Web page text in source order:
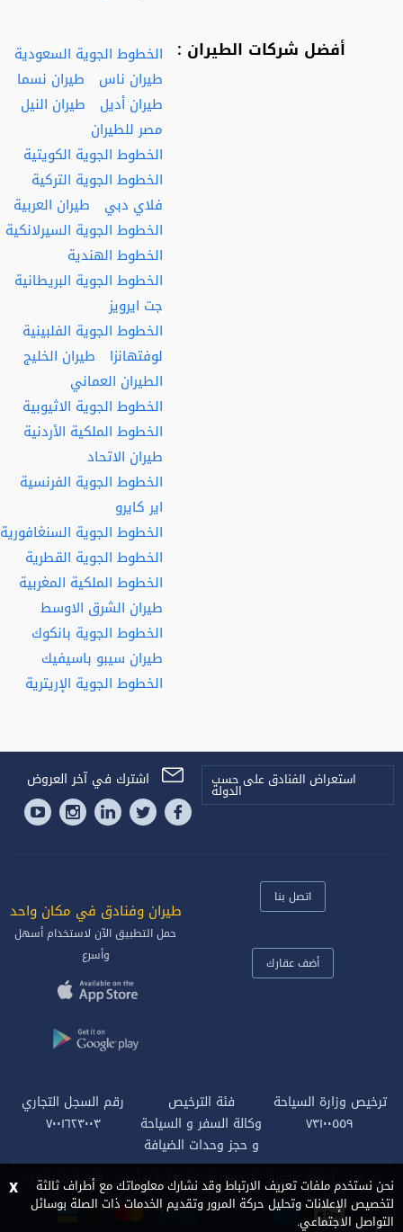
أفضل شركات الطيران :
الخطوط الجوية السعودية
طيران ناس
طيران نسما
طيران أديل
طيران النيل
مصر للطيران
الخطوط الجوية الكويتية
الخطوط الجوية التركية
فلاي دبي
طيران العربية
الخطوط الجوية السيرلانكية
الخطوط الهندية
الخطوط الجوية البريطانية
جت ايرويز
الخطوط الجوية الفلبينية
لوفتهانزا
طيران الخليج
الطيران العماني
الخطوط الجوية الاثيوبية
الخطوط الملكية الأردنية
طيران الاتحاد
الخطوط الجوية الفرنسية
اير كايرو
الخطوط الجوية السنغافورية
الخطوط الجوية القطرية
الخطوط الملكية المغربية
طيران الشرق الاوسط
الخطوط الجوية بانكوك
طيران سيبو باسيفيك
الخطوط الجوية الإريترية
اشترك في آخر العروض استعراض الفنادق على حسب
الدولة
اتصل بنا
أضف عقارك
طيران وفنادق في مكان واحد‎
حمل التطبيق الآن لاستخدام أسهل
وأسرع
ترخيص وزارة السياحة
٧٣١٠٠٥٥٩
فئة الترخيص
وكالة السفر و السياحة
و حجز وحدات الضيافة
رقم السجل التجاري
٧٠٠١٦٢٣٠٠٣
من نحن أسئلة وأجوبة الخصوصية شروط الاستخدام كيفية الاعتراض
وظائف
نحن نستخدم ملفات تعريف الارتباط وقد نشارك معلوماتك مع أطراف ثالثة
لتخصيص الإعلانات وتحليل حركة المرور وتقديم الخدمات ذات الصلة بوسائل
التواصل الاجتماعي.
x